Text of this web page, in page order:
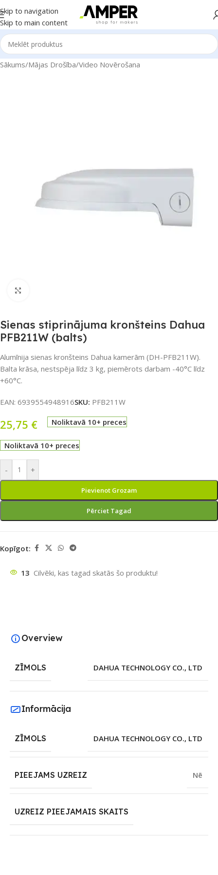
Skip to navigation
Skip to main content
Sākums/Mājas Drošība/Video Novērošana
Sienas stiprinājuma kronšteins Dahua
PFB211W (balts)
Alumīnija sienas kronšteins Dahua kamerām (DH-PFB211W).
Balta krāsa, nestspēja līdz 3 kg, piemērots darbam -40°C līdz
+60°C.
EAN: 6939554948916SKU: PFB211W
25,75 € Noliktavā 10+ preces
Noliktavā 10+ preces
- +
Pievienot Grozam
Pērciet Tagad
Kopīgot:
13 Cilvēki, kas tagad skatās šo produktu!
Overview
ZĪMOLS DAHUA TECHNOLOGY CO., LTD
Informācija
ZĪMOLS DAHUA TECHNOLOGY CO., LTD
PIEEJAMS UZREIZ Nē
UZREIZ PIEEJAMAIS SKAITS